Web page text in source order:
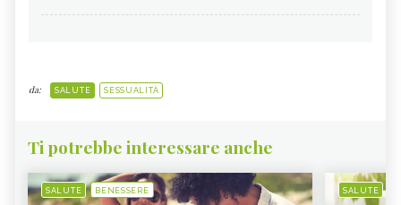
da: SALUTE SESSUALITÀ
Ti potrebbe interessare anche
SALUTE BENESSERE SALUTE